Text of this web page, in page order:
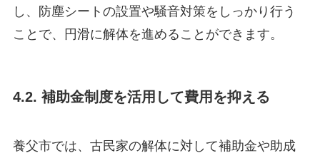
し、防塵シートの設置や騒音対策をしっかり行う
ことで、円滑に解体を進めることができます。
4.2. 補助金制度を活用して費用を抑える
養父市では、古民家の解体に対して補助金や助成